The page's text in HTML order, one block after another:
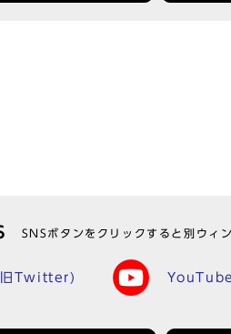
SNSボタンをクリックすると別ウィ
Twitter) YouTube